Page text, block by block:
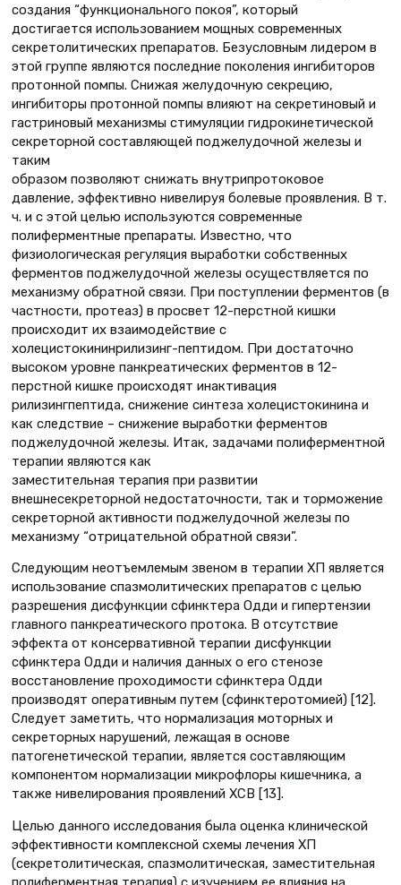
создания “функционального покоя”, который
достигается использованием мощных современных
секретолитических препаратов. Безусловным лидером в
этой группе являются последние поколения ингибиторов
протонной помпы. Снижая желудочную секрецию,
ингибиторы протонной помпы влияют на секретиновый и
гастриновый механизмы стимуляции гидрокинетической
секреторной составляющей поджелудочной железы и
таким
образом позволяют снижать внутрипротоковое
давление, эффективно нивелируя болевые проявления. В т.
ч. и с этой целью используются современные
полиферментные препараты. Известно, что
физиологическая регуляция выработки собственных
ферментов поджелудочной железы осуществляется по
механизму обратной связи. При поступлении ферментов (в
частности, протеаз) в просвет 12-перстной кишки
происходит их взаимодействие с
холецистокининрилизинг-пептидом. При достаточно
высоком уровне панкреатических ферментов в 12-
перстной кишке происходят инактивация
рилизингпептида, снижение синтеза холецистокинина и
как следствие – снижение выработки ферментов
поджелудочной железы. Итак, задачами полиферментной
терапии являются как
заместительная терапия при развитии
внешнесекреторной недостаточности, так и торможение
секреторной активности поджелудочной железы по
механизму “отрицательной обратной связи”.
Следующим неотъемлемым звеном в терапии ХП является
использование спазмолитических препаратов с целью
разрешения дисфункции сфинктера Одди и гипертензии
главного панкреатического протока. В отсутствие
эффекта от консервативной терапии дисфункции
сфинктера Одди и наличия данных о его стенозе
восстановление проходимости сфинктера Одди
производят оперативным путем (сфинктеротомией) [12].
Следует заметить, что нормализация моторных и
секреторных нарушений, лежащая в основе
патогенетической терапии, является составляющим
компонентом нормализации микрофлоры кишечника, а
также нивелирования проявлений ХСВ [13].
Целью данного исследования была оценка клинической
эффективности комплексной схемы лечения ХП
(секретолитическая, спазмолитическая, заместительная